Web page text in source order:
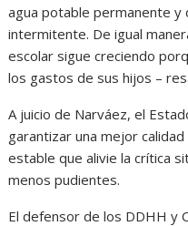
agua potable permanente y
intermitente. De igual
escolar sigue creciendo
los gastos de sus hijos –
A juicio de Narváez, el
garantizar una mejor
estable que alivie la crítica
menos pudientes.
El defensor de los DDHH y